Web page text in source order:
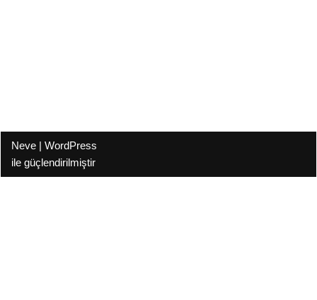
Neve | WordPress
ile güçlendirilmiştir